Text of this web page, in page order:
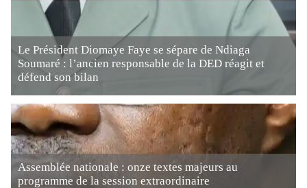
Le Président Diomaye Faye se sépare de Ndiaga
Soumaré : l’ancien responsable de la DED réagit et
défend son bilan
Assemblée nationale : onze textes majeurs au
programme de la session extraordinaire